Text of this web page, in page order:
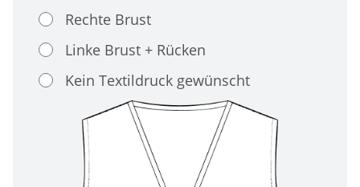
Rechte Brust
Linke Brust + Rücken
Kein Textildruck gewünscht